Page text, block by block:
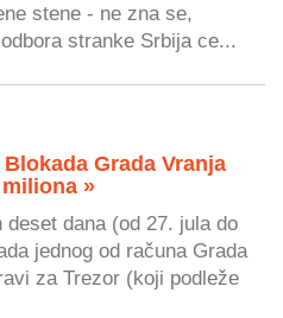
stene - ne zna se,
stranke Srbija ce...
Grada Vranja
»
deset dana (od 27. jula do
jednog od računa Grada
za Trezor (koji podleže